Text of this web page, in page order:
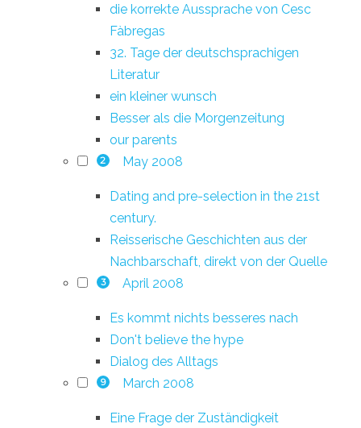
die korrekte Aussprache von Cesc
Fàbregas
32. Tage der deutschsprachigen
Literatur
ein kleiner wunsch
Besser als die Morgenzeitung
our parents
2 May 2008
Dating and pre-selection in the 21st
century.
Reisserische Geschichten aus der
Nachbarschaft, direkt von der Quelle
3 April 2008
Es kommt nichts besseres nach
Don't believe the hype
Dialog des Alltags
9 March 2008
Eine Frage der Zuständigkeit